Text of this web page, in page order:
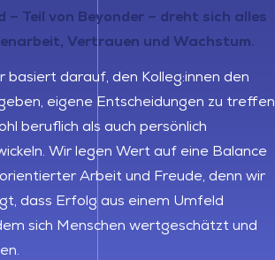
– Teil von Beyonder – dreht sich alles
Vertrauen und Wachstum.
basiert darauf, den Kolleg:innen den
eigene Entscheidungen zu treffen
beruflich als auch persönlich
Wir legen Wert auf eine Balance
Arbeit und Freude, denn wir
dass Erfolg aus einem Umfeld
sich Menschen wertgeschätzt und